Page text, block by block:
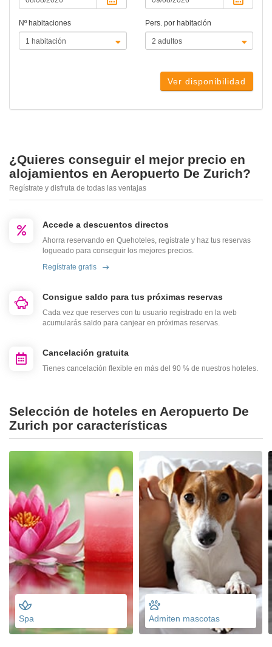
Nº habitaciones Pers. por habitación
Ver disponibilidad
¿Quieres conseguir el mejor precio en
alojamientos en Aeropuerto De Zurich?
Regístrate y disfruta de todas las ventajas
Accede a descuentos directos
Ahorra reservando en Quehoteles, regístrate y haz tus reservas
logueado para conseguir los mejores precios.
Regístrate gratis
Consigue saldo para tus próximas reservas
Cada vez que reserves con tu usuario registrado en la web
acumularás saldo para canjear en próximas reservas.
Cancelación gratuita
Tienes cancelación flexible en más del 90 % de nuestros hoteles.
Selección de hoteles en Aeropuerto De
Zurich por características
Spa Admiten mascotas